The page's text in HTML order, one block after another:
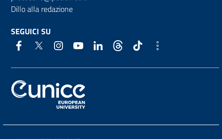
Dillo alla redazione
SEGUICI SU